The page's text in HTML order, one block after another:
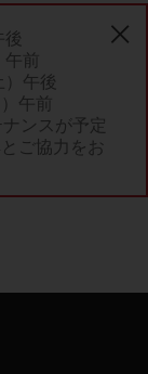
前
午後
午前
ンスが予定
ご協力をお